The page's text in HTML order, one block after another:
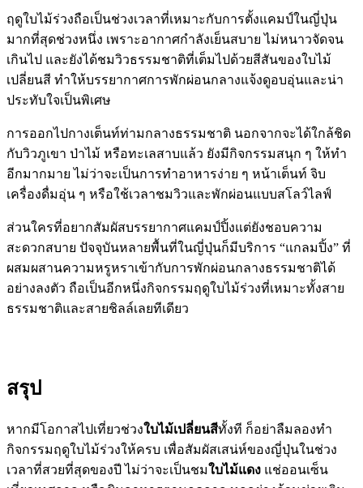
ฤดูใบไม้ร่วงถือเป็นช่วงเวลาที่เหมาะกับการตั้งแคมป์ในญี่ปุ่น
มากที่สุดช่วงหนึ่ง เพราะอากาศกำลังเย็นสบาย ไม่หนาวจัดจน
เกินไป และยังได้ชมวิวธรรมชาติที่เต็มไปด้วยสีสันของใบไม้
เปลี่ยนสี ทำให้บรรยากาศการพักผ่อนกลางแจ้งดูอบอุ่นและน่า
ประทับใจเป็นพิเศษ
การออกไปกางเต็นท์ท่ามกลางธรรมชาติ นอกจากจะได้ใกล้ชิด
กับวิวภูเขา ป่าไม้ หรือทะเลสาบแล้ว ยังมีกิจกรรมสนุก ๆ ให้ทำ
อีกมากมาย ไม่ว่าจะเป็นการทำอาหารง่าย ๆ หน้าเต็นท์ จิบ
เครื่องดื่มอุ่น ๆ หรือใช้เวลาชมวิวและพักผ่อนแบบสโลว์ไลฟ์
ส่วนใครที่อยากสัมผัสบรรยากาศแคมป์ปิ้งแต่ยังชอบความ
สะดวกสบาย ปัจจุบันหลายพื้นที่ในญี่ปุ่นก็มีบริการ “แกลมปิ้ง” ที่
ผสมผสานความหรูหราเข้ากับการพักผ่อนกลางธรรมชาติได้
อย่างลงตัว ถือเป็นอีกหนึ่งกิจกรรมฤดูใบไม้ร่วงที่เหมาะทั้งสาย
ธรรมชาติและสายชิลล์เลยทีเดียว
สรุป
หากมีโอกาสไปเที่ยวช่วงใบไม้เปลี่ยนสีทั้งที ก็อย่าลืมลองทำ
กิจกรรมฤดูใบไม้ร่วงให้ครบ เพื่อสัมผัสเสน่ห์ของญี่ปุ่นในช่วง
เวลาที่สวยที่สุดของปี ไม่ว่าจะเป็นชมใบไม้แดง แช่ออนเซ็น